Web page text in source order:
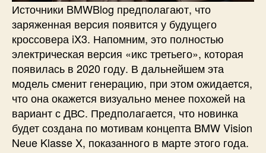
Источники BMWBlog предполагают, что
заряженная версия появится у будущего
кроссовера iX3. Напомним, это полностью
электрическая версия «икс третьего», которая
появилась в 2020 году. В дальнейшем эта
модель сменит генерацию, при этом ожидается,
что она окажется визуально менее похожей на
вариант с ДВС. Предполагается, что новинка
будет создана по мотивам концепта BMW Vision
Neue Klasse X, показанного в марте этого года.